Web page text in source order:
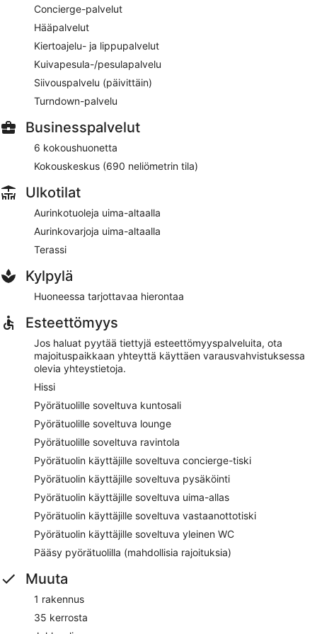
TEN-SHOW Live Kitchen
japanilainen keittiö. Ravintola tarjoilee vain illallisen. Varaus on
pakollinen. Auki joka päivä
Yankii Robatayaki & Bar
– sushibaari, jonka erikoisuutena on
japanilainen keittiö. Ravintola tarjoilee vain illallisen. Varaus on
pakollinen. Auki joka päivä
Ympärivuorokautinen huonepalvelu on käytettävissä.
Concierge-palvelut
Hääpalvelut
Kiertoajelu- ja lippupalvelut
Kuivapesula-/pesulapalvelu
Siivouspalvelu (päivittäin)
Turndown-palvelu
Businesspalvelut
6 kokoushuonetta
Kokouskeskus (690 neliömetrin tila)
Ulkotilat
Aurinkotuoleja uima-altaalla
Aurinkovarjoja uima-altaalla
Terassi
Kylpylä
Huoneessa tarjottavaa hierontaa
Esteettömyys
Jos haluat pyytää tiettyjä esteettömyyspalveluita, ota
majoituspaikkaan yhteyttä käyttäen varausvahvistuksessa
olevia yhteystietoja.
Hissi
Pyörätuolille soveltuva kuntosali
Pyörätuolille soveltuva lounge
Pyörätuolille soveltuva ravintola
Pyörätuolin käyttäjille soveltuva concierge-tiski
Pyörätuolin käyttäjille soveltuva pysäköinti
Pyörätuolin käyttäjille soveltuva uima-allas
Pyörätuolin käyttäjille soveltuva vastaanottotiski
Pyörätuolin käyttäjille soveltuva yleinen WC
Pääsy pyörätuolilla (mahdollisia rajoituksia)
Muuta
1 rakennus
35 kerrosta